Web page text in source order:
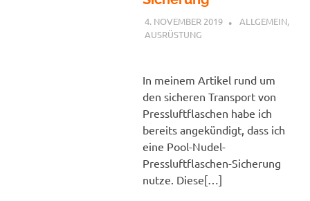
4. NOVEMBER 2019 PETER
ALLGEMEIN,
AUSRÜSTUNG
In meinem Artikel rund um
den sicheren Transport von
Pressluftflaschen habe ich
bereits angekündigt, dass ich
eine Pool-Nudel-
Pressluftflaschen-Sicherung
nutze. Diese[…]